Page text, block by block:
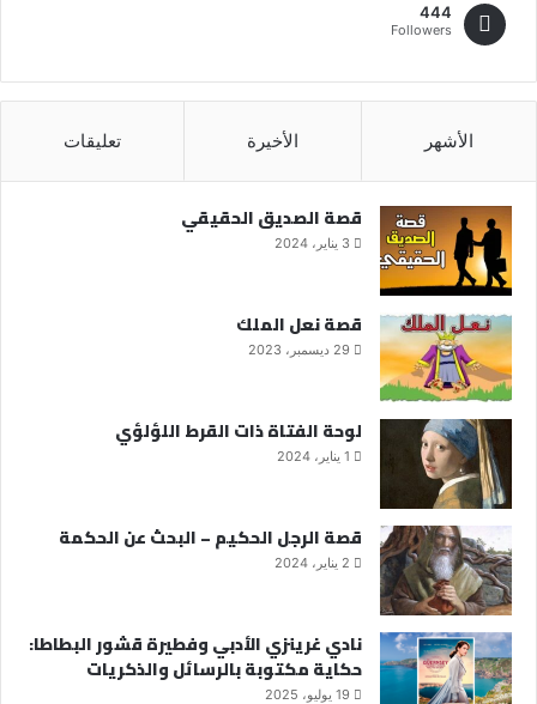
444
Followers
الأشهر الأخيرة تعليقات
قصة الصديق الحقيقي
3 يناير، 2024
قصة نعل الملك
29 ديسمبر، 2023
لوحة الفتاة ذات القرط اللؤلؤي
1 يناير، 2024
قصة الرجل الحكيم – البحث عن الحكمة
2 يناير، 2024
نادي غرينزي الأدبي وفطيرة قشور البطاطا:
حكاية مكتوبة بالرسائل والذكريات
19 يوليو، 2025